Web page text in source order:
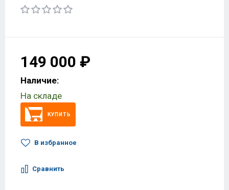
149 000 ₽
Наличие:
На складе
КУПИТЬ
В избранное
Сравнить